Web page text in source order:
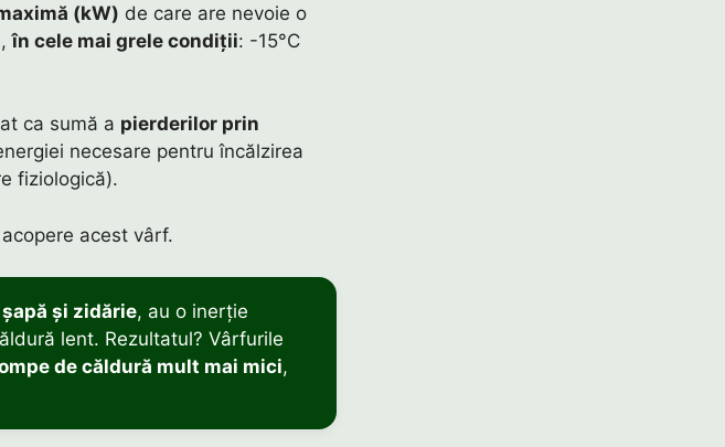
(kW) de care are nevoie o
în cele mai grele condiții: -15°C
ca sumă a pierderilor prin
necesare pentru încălzirea
fiziologică).
acest vârf.
și zidărie, au o inerție
lent. Rezultatul? Vârfurile
de căldură mult mai mici,